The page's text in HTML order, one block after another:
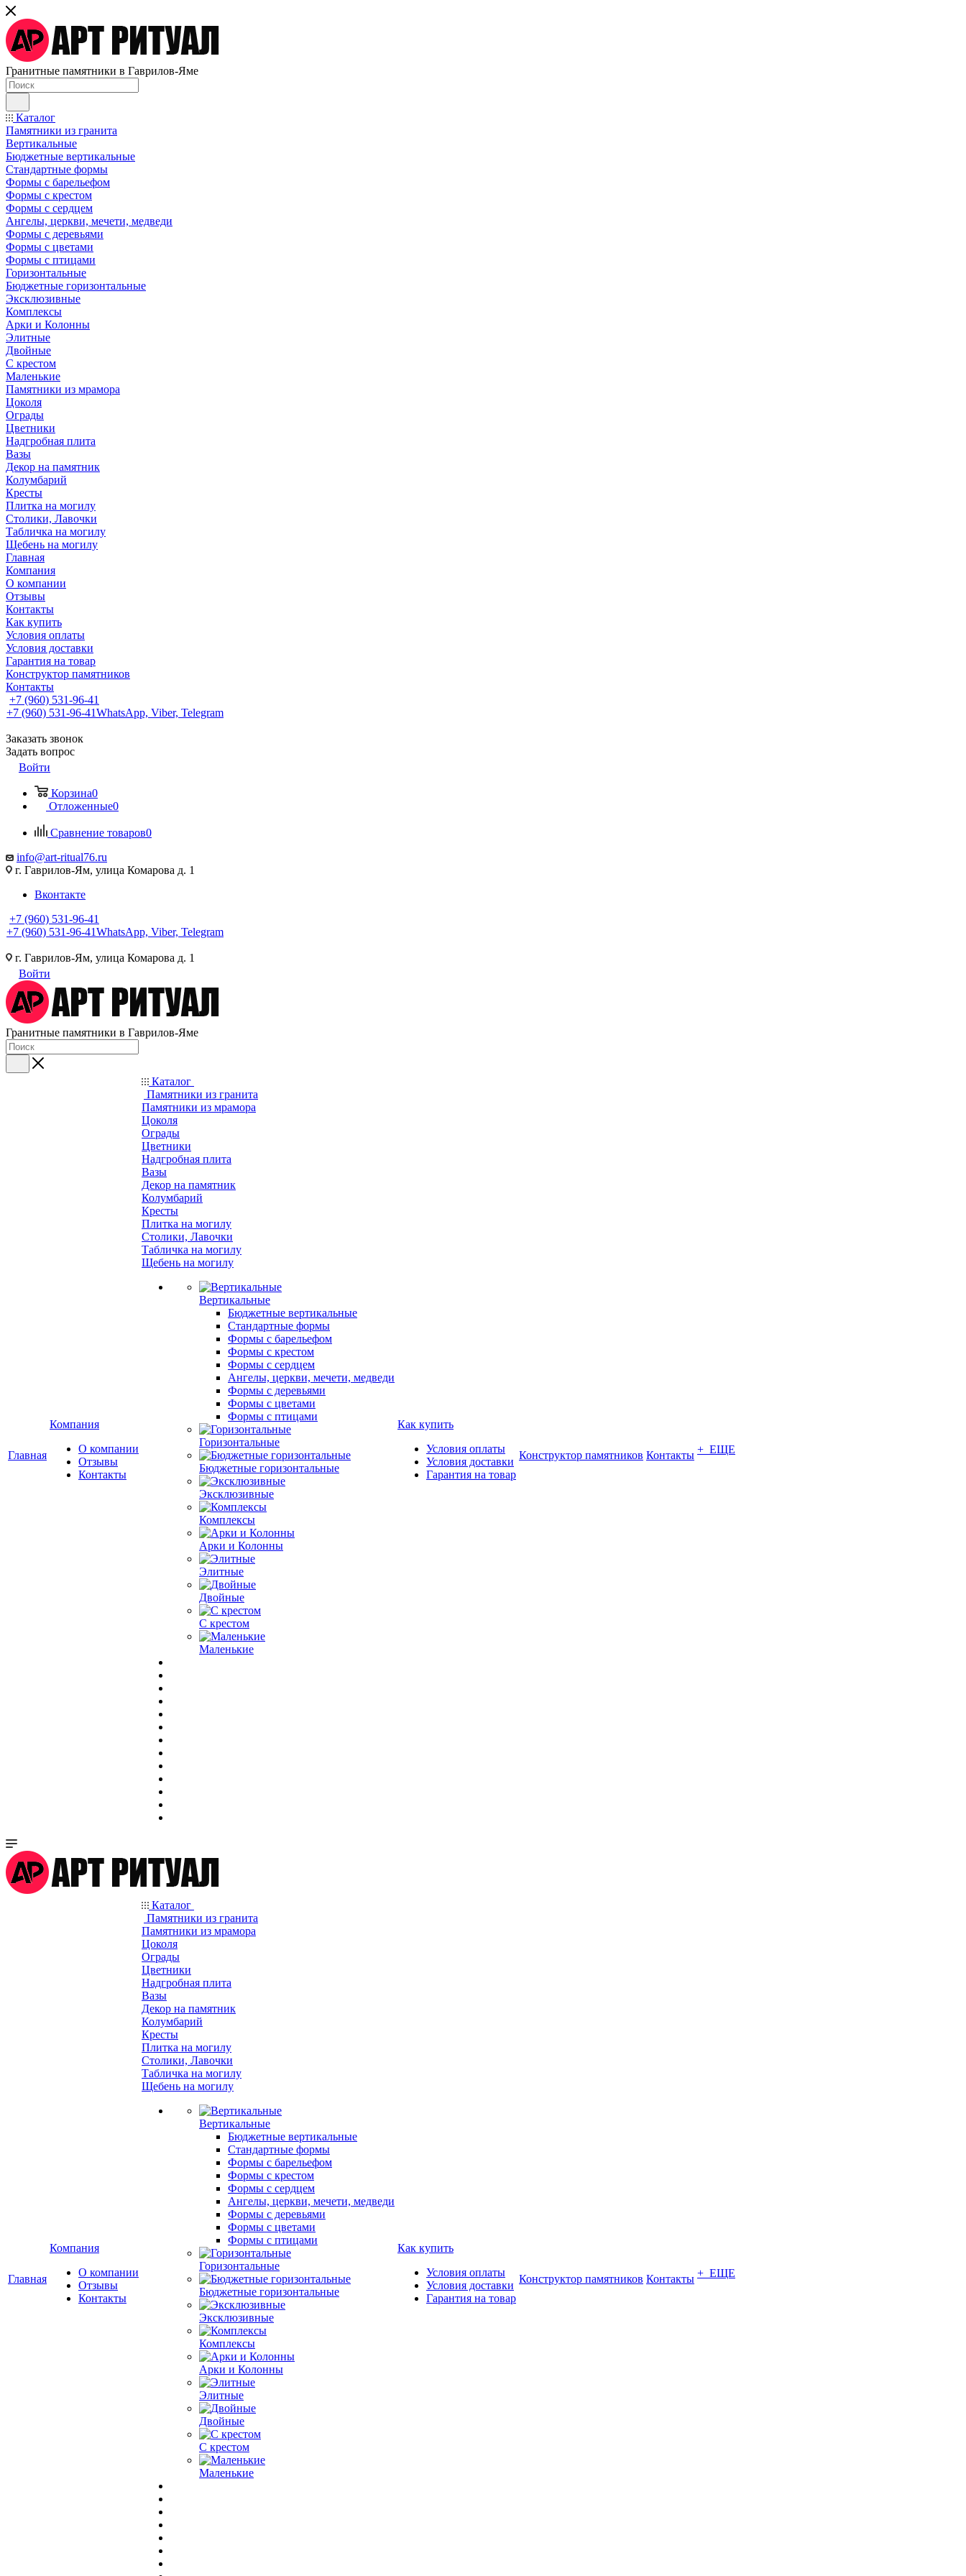
Гранитные памятники в Гаврилов-Яме
Каталог
Памятники из гранита
Вертикальные
Бюджетные вертикальные
Стандартные формы
Формы с барельефом
Формы с крестом
Формы с сердцем
Ангелы, церкви, мечети, медведи
Формы с деревьями
Формы с цветами
Формы с птицами
Горизонтальные
Бюджетные горизонтальные
Эксклюзивные
Комплексы
Арки и Колонны
Элитные
Двойные
С крестом
Маленькие
Памятники из мрамора
Цоколя
Ограды
Цветники
Надгробная плита
Вазы
Декор на памятник
Колумбарий
Кресты
Плитка на могилу
Столики, Лавочки
Табличка на могилу
Щебень на могилу
Главная
Компания
О компании
Отзывы
Контакты
Как купить
Условия оплаты
Условия доставки
Гарантия на товар
Конструктор памятников
Контакты
+7 (960) 531-96-41
+7 (960) 531-96-41WhatsApp, Viber, Telegram
Заказать звонок
Задать вопрос
Войти
Корзина0
Отложенные0
Сравнение товаров0
info@art-ritual76.ru
г. Гаврилов-Ям, улица Комарова д. 1
Вконтакте
+7 (960) 531-96-41
+7 (960) 531-96-41WhatsApp, Viber, Telegram
г. Гаврилов-Ям, улица Комарова д. 1
Войти
Гранитные памятники в Гаврилов-Яме
Главная
Компания
О компании
Отзывы
Контакты
Каталог
Памятники из гранита
Памятники из мрамора
Цоколя
Ограды
Цветники
Надгробная плита
Вазы
Декор на памятник
Колумбарий
Кресты
Плитка на могилу
Столики, Лавочки
Табличка на могилу
Щебень на могилу
Вертикальные
Бюджетные вертикальные
Стандартные формы
Формы с барельефом
Формы с крестом
Формы с сердцем
Ангелы, церкви, мечети, медведи
Формы с деревьями
Формы с цветами
Формы с птицами
Горизонтальные
Бюджетные горизонтальные
Эксклюзивные
Комплексы
Арки и Колонны
Элитные
Двойные
С крестом
Маленькие
Как купить
Условия оплаты
Условия доставки
Гарантия на товар
Конструктор памятников Контакты + ЕЩЕ
Главная
Компания
О компании
Отзывы
Контакты
Каталог
Памятники из гранита
Памятники из мрамора
Цоколя
Ограды
Цветники
Надгробная плита
Вазы
Декор на памятник
Колумбарий
Кресты
Плитка на могилу
Столики, Лавочки
Табличка на могилу
Щебень на могилу
Вертикальные
Бюджетные вертикальные
Стандартные формы
Формы с барельефом
Формы с крестом
Формы с сердцем
Ангелы, церкви, мечети, медведи
Формы с деревьями
Формы с цветами
Формы с птицами
Горизонтальные
Бюджетные горизонтальные
Эксклюзивные
Комплексы
Арки и Колонны
Элитные
Двойные
С крестом
Маленькие
Как купить
Условия оплаты
Условия доставки
Гарантия на товар
Конструктор памятников Контакты + ЕЩЕ